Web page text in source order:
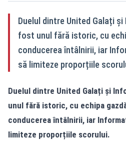
Duelul dintre United Galați
fost unul fără istoric, cu
conducerea întâlnirii, iar
să limiteze proporțiile
Duelul dintre United Galați și
unul fără istoric, cu echipa
conducerea întâlnirii, iar
limiteze proporțiile scorului.